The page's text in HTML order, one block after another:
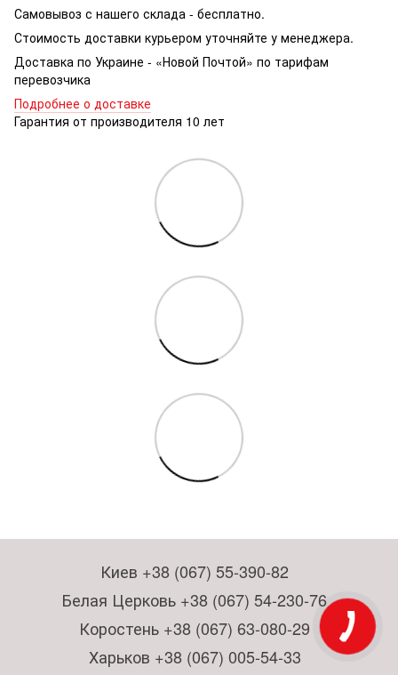
Самовывоз с нашего склада - бесплатно.
Стоимость доставки курьером уточняйте у менеджера.
Доставка по Украине - «Новой Почтой» по тарифам
перевозчика
Подробнее о доставке
Гарантия от производителя 10 лет
Киев +38 (067) 55-390-82
Белая Церковь +38 (067) 54-230-76
Коростень +38 (067) 63-080-29
Харьков +38 (067) 005-54-33